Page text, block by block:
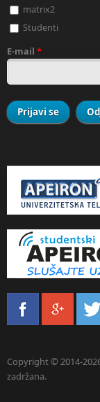
matrix2
Studenti
E-mail *
Copyright © 2014-
zadržana.